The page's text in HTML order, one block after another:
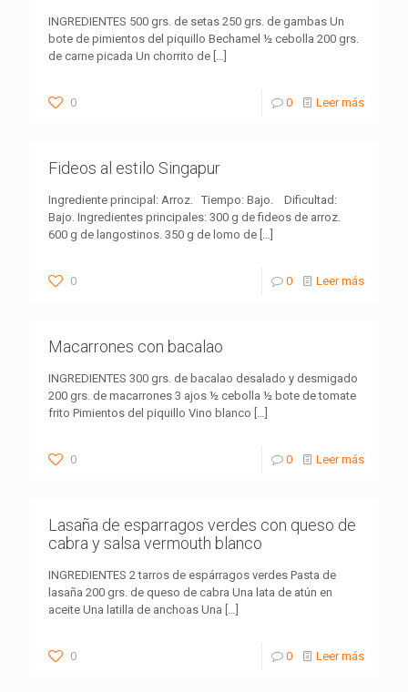
INGREDIENTES 500 grs. de setas 250 grs. de gambas Un
bote de pimientos del piquillo Bechamel ½ cebolla 200 grs.
de carne picada Un chorrito de […]
0 0 Leer más
Fideos al estilo Singapur
Ingrediente principal: Arroz. Tiempo: Bajo. Dificultad:
Bajo. Ingredientes principales: 300 g de fideos de arroz.
600 g de langostinos. 350 g de lomo de […]
0 0 Leer más
Macarrones con bacalao
INGREDIENTES 300 grs. de bacalao desalado y desmigado
200 grs. de macarrones 3 ajos ½ cebolla ½ bote de tomate
frito Pimientos del piquillo Vino blanco […]
0 0 Leer más
Lasaña de esparragos verdes con queso de
cabra y salsa vermouth blanco
INGREDIENTES 2 tarros de espárragos verdes Pasta de
lasaña 200 grs. de queso de cabra Una lata de atún en
aceite Una latilla de anchoas Una […]
0 0 Leer más